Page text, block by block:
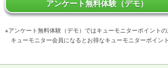
アンケート無料体験（デモ）
※アンケート無料体験（デモ）ではキューモニターポイントの
キューモニター会員になるとお得なキューモニターポイン